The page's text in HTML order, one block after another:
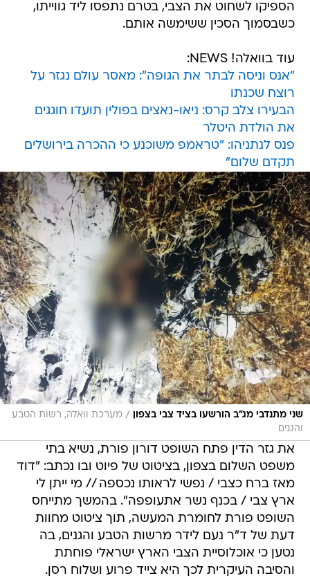
הספיקו לשחוט את הצבי, בטרם נתפסו ליד גווייתו,
כשבסמוך הסכין ששימשה אותם.
עוד בוואלה! NEWS:
"אנס וניסה לבתר את הגופה": מאסר עולם נגזר על
רוצח שכנתו
הבעירו צלב קרס: ניאו-נאצים בפולין תועדו חוגגים
את הולדת היטלר
פנס לנתניהו: "טראמפ משוכנע כי ההכרה בירושלים
תקדם שלום"
שני מתנדבי מג"ב הורשעו בציד צבי בצפון / מערכת וואלה, רשות הטבע
והגנים
את גזר הדין פתח השופט דורון פורת, נשיא בתי
משפט השלום בצפון, בציטוט של פיוט ובו נכתב: "דוד
מאז ברח כצבי / נפשי לראותו נכספה // מי ייתן לי
ארץ צבי / בכנף נשר אתעופפה". בהמשך מתייחס
השופט פורת לחומרת המעשה, תוך ציטוט מחוות
דעת של ד"ר נעם לידר מרשות הטבע והגנים, בה
נטען כי אוכלוסיית הצבי הארץ ישראלי פוחתת
והסיבה העיקרית לכך היא צייד פרוע ושלוח רסן.